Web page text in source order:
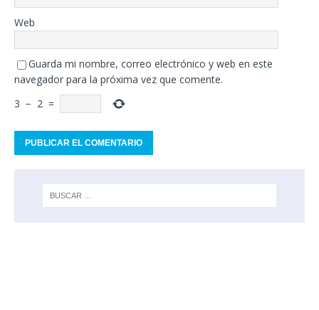
Web
Guarda mi nombre, correo electrónico y web en este
navegador para la próxima vez que comente.
3 − 2 =